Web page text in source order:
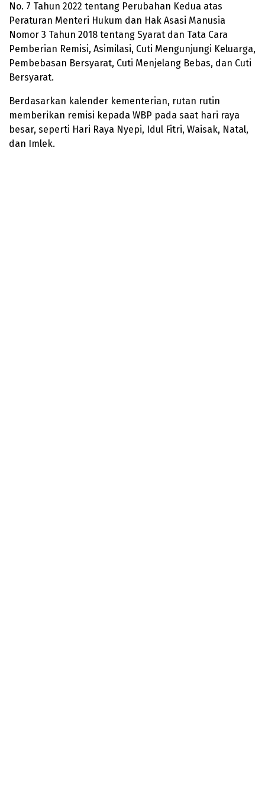
No. 7 Tahun 2022 tentang Perubahan Kedua atas
Peraturan Menteri Hukum dan Hak Asasi Manusia
Nomor 3 Tahun 2018 tentang Syarat dan Tata Cara
Pemberian Remisi, Asimilasi, Cuti Mengunjungi Keluarga,
Pembebasan Bersyarat, Cuti Menjelang Bebas, dan Cuti
Bersyarat.
Berdasarkan kalender kementerian, rutan rutin
memberikan remisi kepada WBP pada saat hari raya
besar, seperti Hari Raya Nyepi, Idul Fitri, Waisak, Natal,
dan Imlek.